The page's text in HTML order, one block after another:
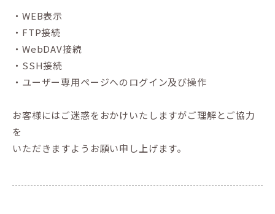
・WEB表示
・FTP接続
・WebDAV接続
・SSH接続
・ユーザー専用ページへのログイン及び操作
お客様にはご迷惑をおかけいたしますがご理解とご協力
を
いただきますようお願い申し上げます。